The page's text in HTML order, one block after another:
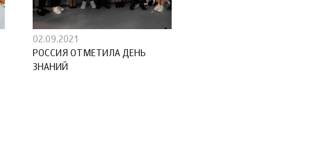
02.09.2021
РОССИЯ ОТМЕТИЛА ДЕНЬ
ЗНАНИЙ